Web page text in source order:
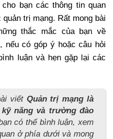
bạn các thông tin quan
trị mạng. Rất mong bài
thắc mắc của bạn về
nếu có góp ý hoặc câu hỏi
luận và hẹn gặp lại các
viết Quản trị mạng là
năng và trường đào
có thể bình luận, xem
ở phía dưới và mong